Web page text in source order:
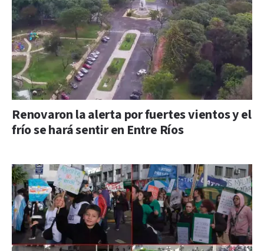
Renovaron la alerta por fuertes vientos y el
frío se hará sentir en Entre Ríos